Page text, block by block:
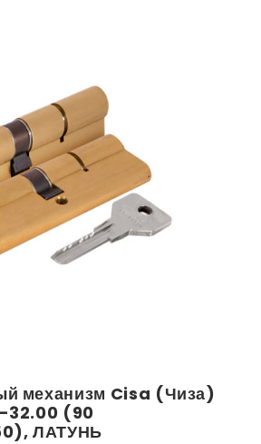
механизм Cisa (Чиза)
32.00 (90
ЛАТУНЬ